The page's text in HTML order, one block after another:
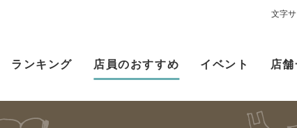
文字
ランキング 店員のおすすめ イベント 店